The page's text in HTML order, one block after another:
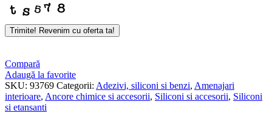
Trimite! Revenim cu oferta ta!
Compară
Adaugă la favorite
SKU: 93769 Categorii: Adezivi, siliconi si benzi, Amenajari
interioare, Ancore chimice si accesorii, Siliconi si accesorii, Siliconi
si etansanti